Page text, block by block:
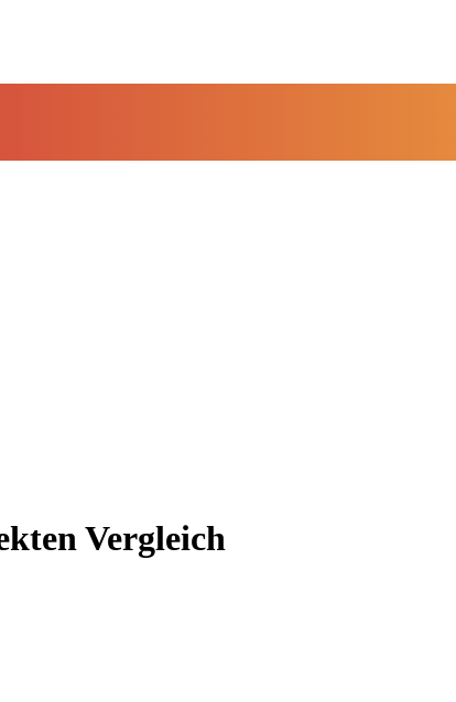
Vergleich